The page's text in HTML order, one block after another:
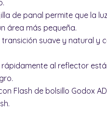
de panal permite que la
área más pequeña.
transición suave y natural y
al reflector
Flash de bolsillo Godox